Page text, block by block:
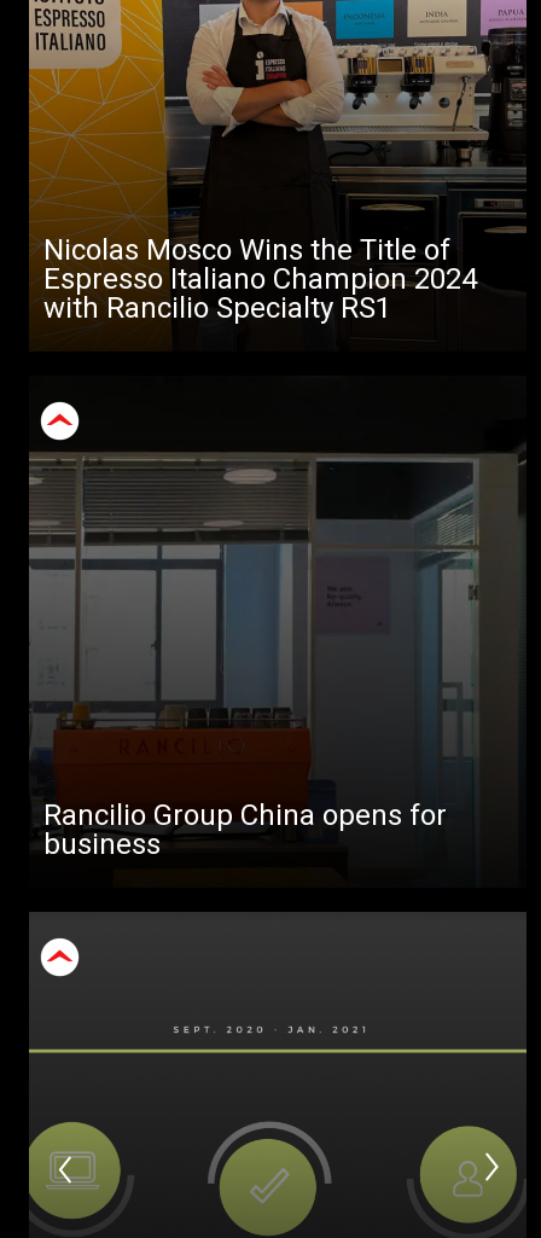
Nicolas Mosco Wins the Title of
Espresso Italiano Champion 2024
with Rancilio Specialty RS1
Rancilio Group China opens for
business